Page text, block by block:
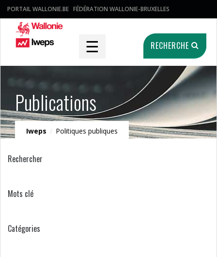
PORTAIL WALLONIE.BE FÉDÉRATION WALLONIE-BRUXELLES
☰ RECHERCHE
Publications
Iweps / Politiques publiques
Rechercher
Mots clé
Catégories